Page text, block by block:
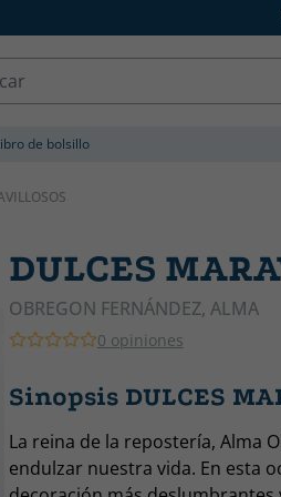
de bolsillo
DULCES
OBREGON FERNÁNDEZ, ALMA
0 opiniones
Sinopsis DULCES
La reina de la repostería, Alma
endulzar nuestra vida. En esta